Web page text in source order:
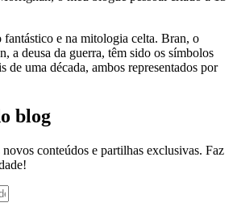
fantástico e na mitologia celta. Bran, o
a deusa da guerra, têm sido os símbolos
de uma década, ambos representados por
blog
conteúdos e partilhas exclusivas. Faz